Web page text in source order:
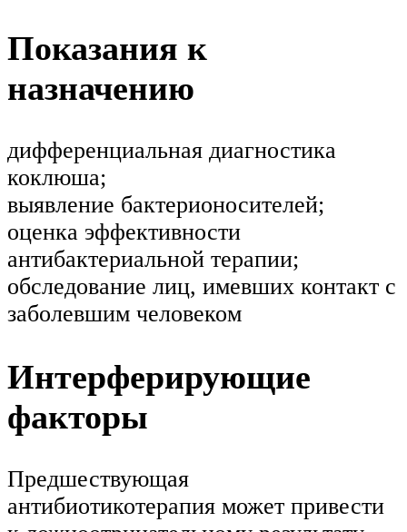
Показания к
назначению
дифференциальная диагностика
коклюша;
выявление бактерионосителей;
оценка эффективности
антибактериальной терапии;
обследование лиц, имевших контакт с
заболевшим человеком
Интерферирующие
факторы
Предшествующая
антибиотикотерапия может привести